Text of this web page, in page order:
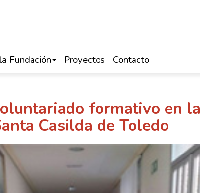
Fundación Proyectos Contacto
formativo en la
Casilda de Toledo